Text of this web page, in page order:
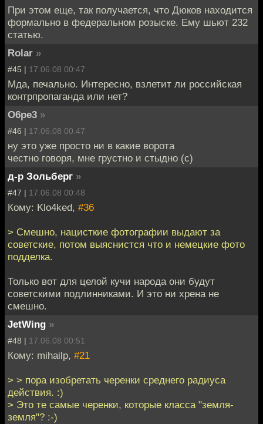
При этом еще, так получается, что Дюков находится
формально в федеральном розыске. Ему шьют 232
статью.
Rolar »
#45 | 17.06.08 00:47
Мда, печально. Интересно, взлетит ли российская
контрпропаганда или нет?
O6pe3 »
#46 | 17.06.08 00:47
ну это уже просто ни в какие ворота
честно говоря, мне грустно и стыдно (с)
д-р Зольберг »
#47 | 17.06.08 00:48
Кому: Klo4ked, #36
> Смешно, нацисткие фотографии выдают за
советские, потом выяснистся что и немецкие фото
подделка.
Только вот для целой кучи народа они будут
советскими подлинниками. И это ни хрена не
смешно.
JetWing »
#48 | 17.06.08 00:51
Кому: mihailp, #21
> > пора изобретать черенки среднего радиуса
действия. :)
> Это те самые черенки, которые класса "земля-
земля"? :-)